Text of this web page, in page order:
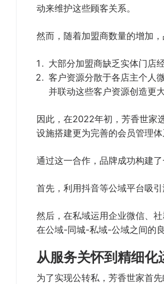
动来维护这些顾客关系。
然而，随着加盟商数量的增加
大部分加盟商缺乏实体门店
客户资源分散于各店主个人
并联动这些客户资源创造更大
因此，在2022年初，芳香世家
设施搭建更为完善的会员管理
通过这一合作，品牌成功构建
首先，利用抖音等公域平台吸
然后，在私域运用企业微信、
在公域-同城-私域-公域之间的良
从服务关怀到精细化
为了实现公转私，芳香世家首